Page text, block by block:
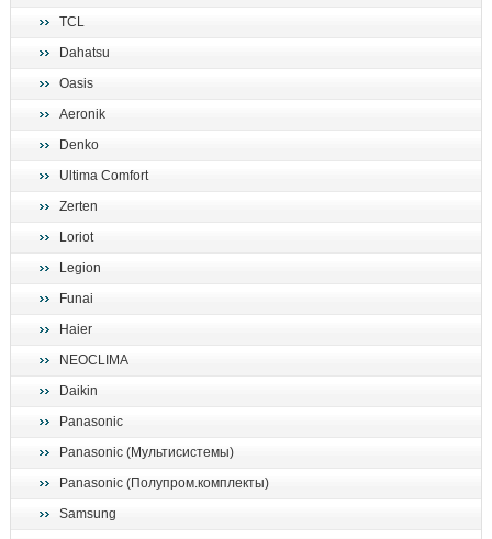
TCL
Dahatsu
Oasis
Aeronik
Denko
Ultima Comfort
Zerten
Loriot
Legion
Funai
Haier
NEOCLIMA
Daikin
Panasonic
Panasonic (Мультисистемы)
Panasonic (Полупром.комплекты)
Samsung